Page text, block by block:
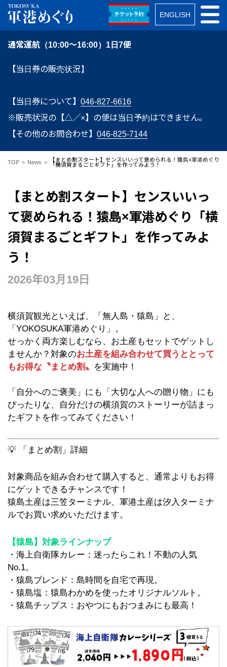
ENGLISH
通常運航（10:00～16:00）1日7便
【当日券の販売状況】
【当日券について】 046-827-6616
※販売状況の【△／×】の便は当日予約はできません。
【その他のお問合わせ】 046-825-7144
TOP News
【まとめ割スタート】センスいいって褒められる！猿島×軍港めぐり
「横須賀まるごとギフト」を作ってみよう！
【まとめ割スタート】センスいいっ
て褒められる！猿島×軍港めぐり「横
須賀まるごとギフト」を作ってみよ
う！
2026年03月19日
横須賀観光といえば、「無人島・猿島」と、
「YOKOSUKA軍港めぐり」。
せっかく両方楽しむなら、お土産もセットでゲットし
ませんか？対象のお土産を組み合わせて買うととって
もお得な〝まとめ割〟 を実施中！
「自分へのご褒美」にも「大切な人への贈り物」にも
ぴったりな、自分だけの横須賀のストーリーが詰まっ
たギフトを作ってみてください！
💡 「まとめ割」詳細
対象商品を組み合わせて購入すると、通常よりもお得
にゲットできるチャンスです！
猿島土産は三笠ターミナル、軍港土産は汐入ターミナ
ルでお買い求めいただけます。
【猿島】対象ラインナップ
・海上自衛隊カレー：迷ったらこれ！不動の人気
No.1。
・猿島ブレンド：島時間を自宅で再現。
・猿島塩：猿島わかめを使ったオリジナルソルト。
・猿島チップス：おやつにもおつまみにも最高！